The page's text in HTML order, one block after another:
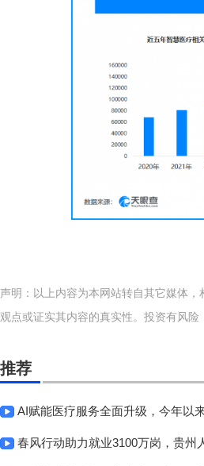
声明：以上内容为本网站转自其它媒体
观点或证实其内容的真实性。投资有风险
推荐
AI赋能医疗服务全面升级，今年以
春风行动助力就业3100万岗，贵州